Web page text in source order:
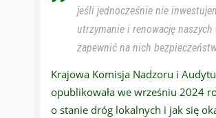
jeśli jednocześnie nie
utrzymanie i renowację naszych
zapewnić na nich
Krajowa Komisja Nadzoru i
opublikowała we wrześniu 2024
o stanie dróg lokalnych i jak się